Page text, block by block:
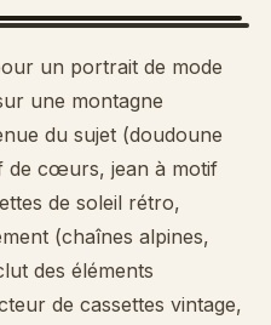
un portrait de mode
une montagne
du sujet (doudoune
de cœurs, jean à motif
de soleil rétro,
(chaînes alpines,
des éléments
de cassettes vintage,